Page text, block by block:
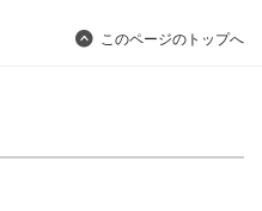
このページのトップへ